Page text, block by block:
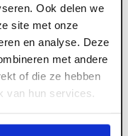
Ook delen we
site met onze
en analyse. Deze
met andere
of die ze hebben
van hun services.
8m x